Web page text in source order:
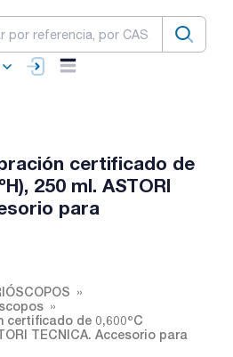
certificado de
250 ml. ASTORI
para
de 0,600ºC
TECNICA. Accesorio para